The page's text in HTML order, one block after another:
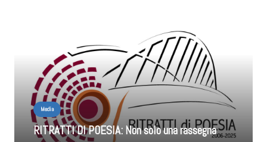
Media
RITRATTI DI POESIA: Non solo una rassegna